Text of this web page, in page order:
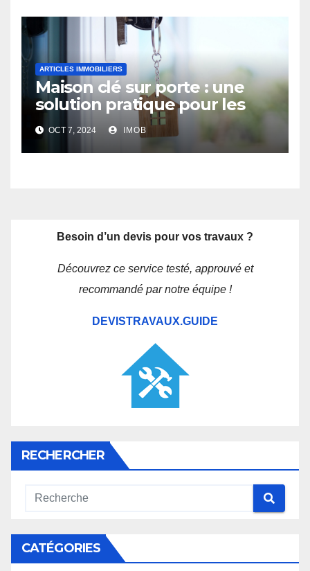
ARTICLES IMMOBILIERS
Maison clé sur porte : une
solution pratique pour les
futurs propriétaires
OCT 7, 2024 IMOB
Besoin d’un devis pour vos travaux ?
Découvrez ce service testé, approuvé et
recommandé par notre équipe !
DEVISTRAVAUX.GUIDE
RECHERCHER
CATÉGORIES